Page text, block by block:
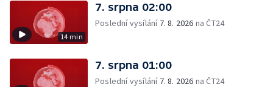
14 min
7. srpna 02:00
Poslední vysílání 7. 8. 2026 na ČT24
7. srpna 01:00
Poslední vysílání 7. 8. 2026 na ČT24